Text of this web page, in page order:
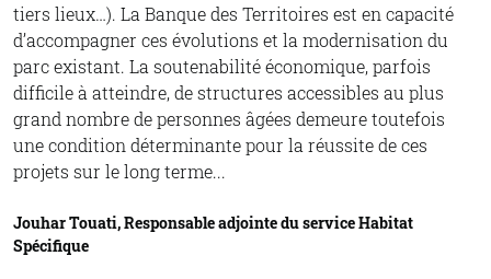
tiers lieux…). La Banque des Territoires est en capacité
d’accompagner ces évolutions et la modernisation du
parc existant. La soutenabilité économique, parfois
difficile à atteindre, de structures accessibles au plus
grand nombre de personnes âgées demeure toutefois
une condition déterminante pour la réussite de ces
projets sur le long terme...
Jouhar Touati, Responsable adjointe du service Habitat
Spécifique